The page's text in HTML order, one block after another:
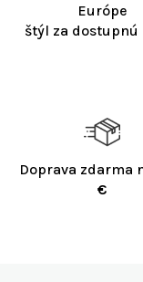
Európe
štýl za dostupnú
Doprava zdarma
€